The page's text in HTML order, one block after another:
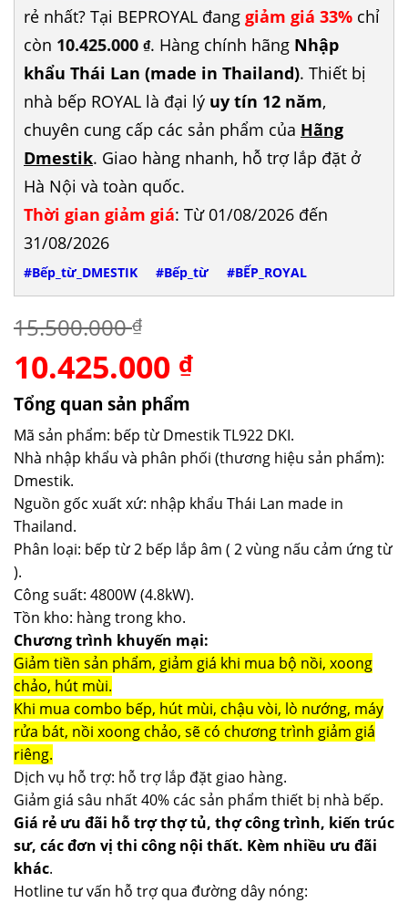
rẻ nhất? Tại BEPROYAL đang giảm giá 33% chỉ
còn 10.425.000 ₫. Hàng chính hãng Nhập
khẩu Thái Lan (made in Thailand). Thiết bị
nhà bếp ROYAL là đại lý uy tín 12 năm,
chuyên cung cấp các sản phẩm của Hãng
Dmestik. Giao hàng nhanh, hỗ trợ lắp đặt ở
Hà Nội và toàn quốc.
Thời gian giảm giá: Từ 01/08/2026 đến
31/08/2026
#Bếp_từ_DMESTIK #Bếp_từ #BẾP_ROYAL
15.500.000₫
Giá
gốc
là:
15.500.000 ₫.
10.425.000 ₫Giá
là:
10.425.000 ₫.
Tổng quan sản phẩm
Mã sản phẩm: bếp từ Dmestik TL922 DKI.
Nhà nhập khẩu và phân phối (thương hiệu sản phẩm):
Dmestik.
Nguồn gốc xuất xứ: nhập khẩu Thái Lan made in
Thailand.
Phân loại: bếp từ 2 bếp lắp âm ( 2 vùng nấu cảm ứng từ
).
Công suất: 4800W (4.8kW).
Tồn kho: hàng trong kho.
Chương trình khuyến mại:
Giảm tiền sản phẩm, giảm giá khi mua bộ nồi, xoong
chảo, hút mùi.
Khi mua combo bếp, hút mùi, chậu vòi, lò nướng, máy
rửa bát, nồi xoong chảo, sẽ có chương trình giảm giá
riêng.
Dịch vụ hỗ trợ: hỗ trợ lắp đặt giao hàng.
Giảm giá sâu nhất 40% các sản phẩm thiết bị nhà bếp.
Giá rẻ ưu đãi hỗ trợ thợ tủ, thợ công trình, kiến trúc
sư, các đơn vị thi công nội thất. Kèm nhiều ưu đãi
khác.
Hotline tư vấn hỗ trợ qua đường dây nóng: